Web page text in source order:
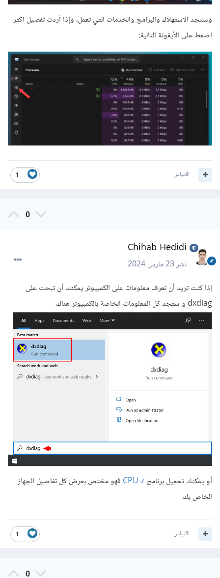
وستجد الاستهلاك والبرامج والخدمات التي تعمل، وإذا أردت تفصيل اكثر
اضغط على الأيقونة التالية:
1 اقتباس
0
Chihab Hedidi
نشر23 مارس 2024
إذا كنت تريد أن تعرف معلومات على الكمبيوتر يمكنك أن تبحث على
dxdiag و ستجد كل المعلومات الخاصة بالكمبيوتر هناك،
أو يمكنك تحميل برنامجCPU-zفهو مختص بعرض كل تفاصيل الجهاز
الخاص بك.
1 اقتباس
0